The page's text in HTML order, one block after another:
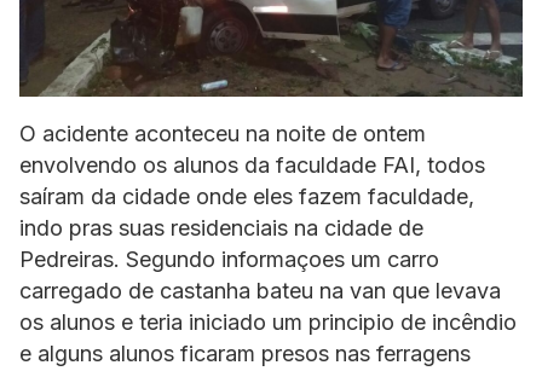
O acidente aconteceu na noite de ontem
envolvendo os alunos da faculdade FAI, todos
saíram da cidade onde eles fazem faculdade,
indo pras suas residenciais na cidade de
Pedreiras. Segundo informaçoes um carro
carregado de castanha bateu na van que levava
os alunos e teria iniciado um principio de incêndio
e alguns alunos ficaram presos nas ferragens